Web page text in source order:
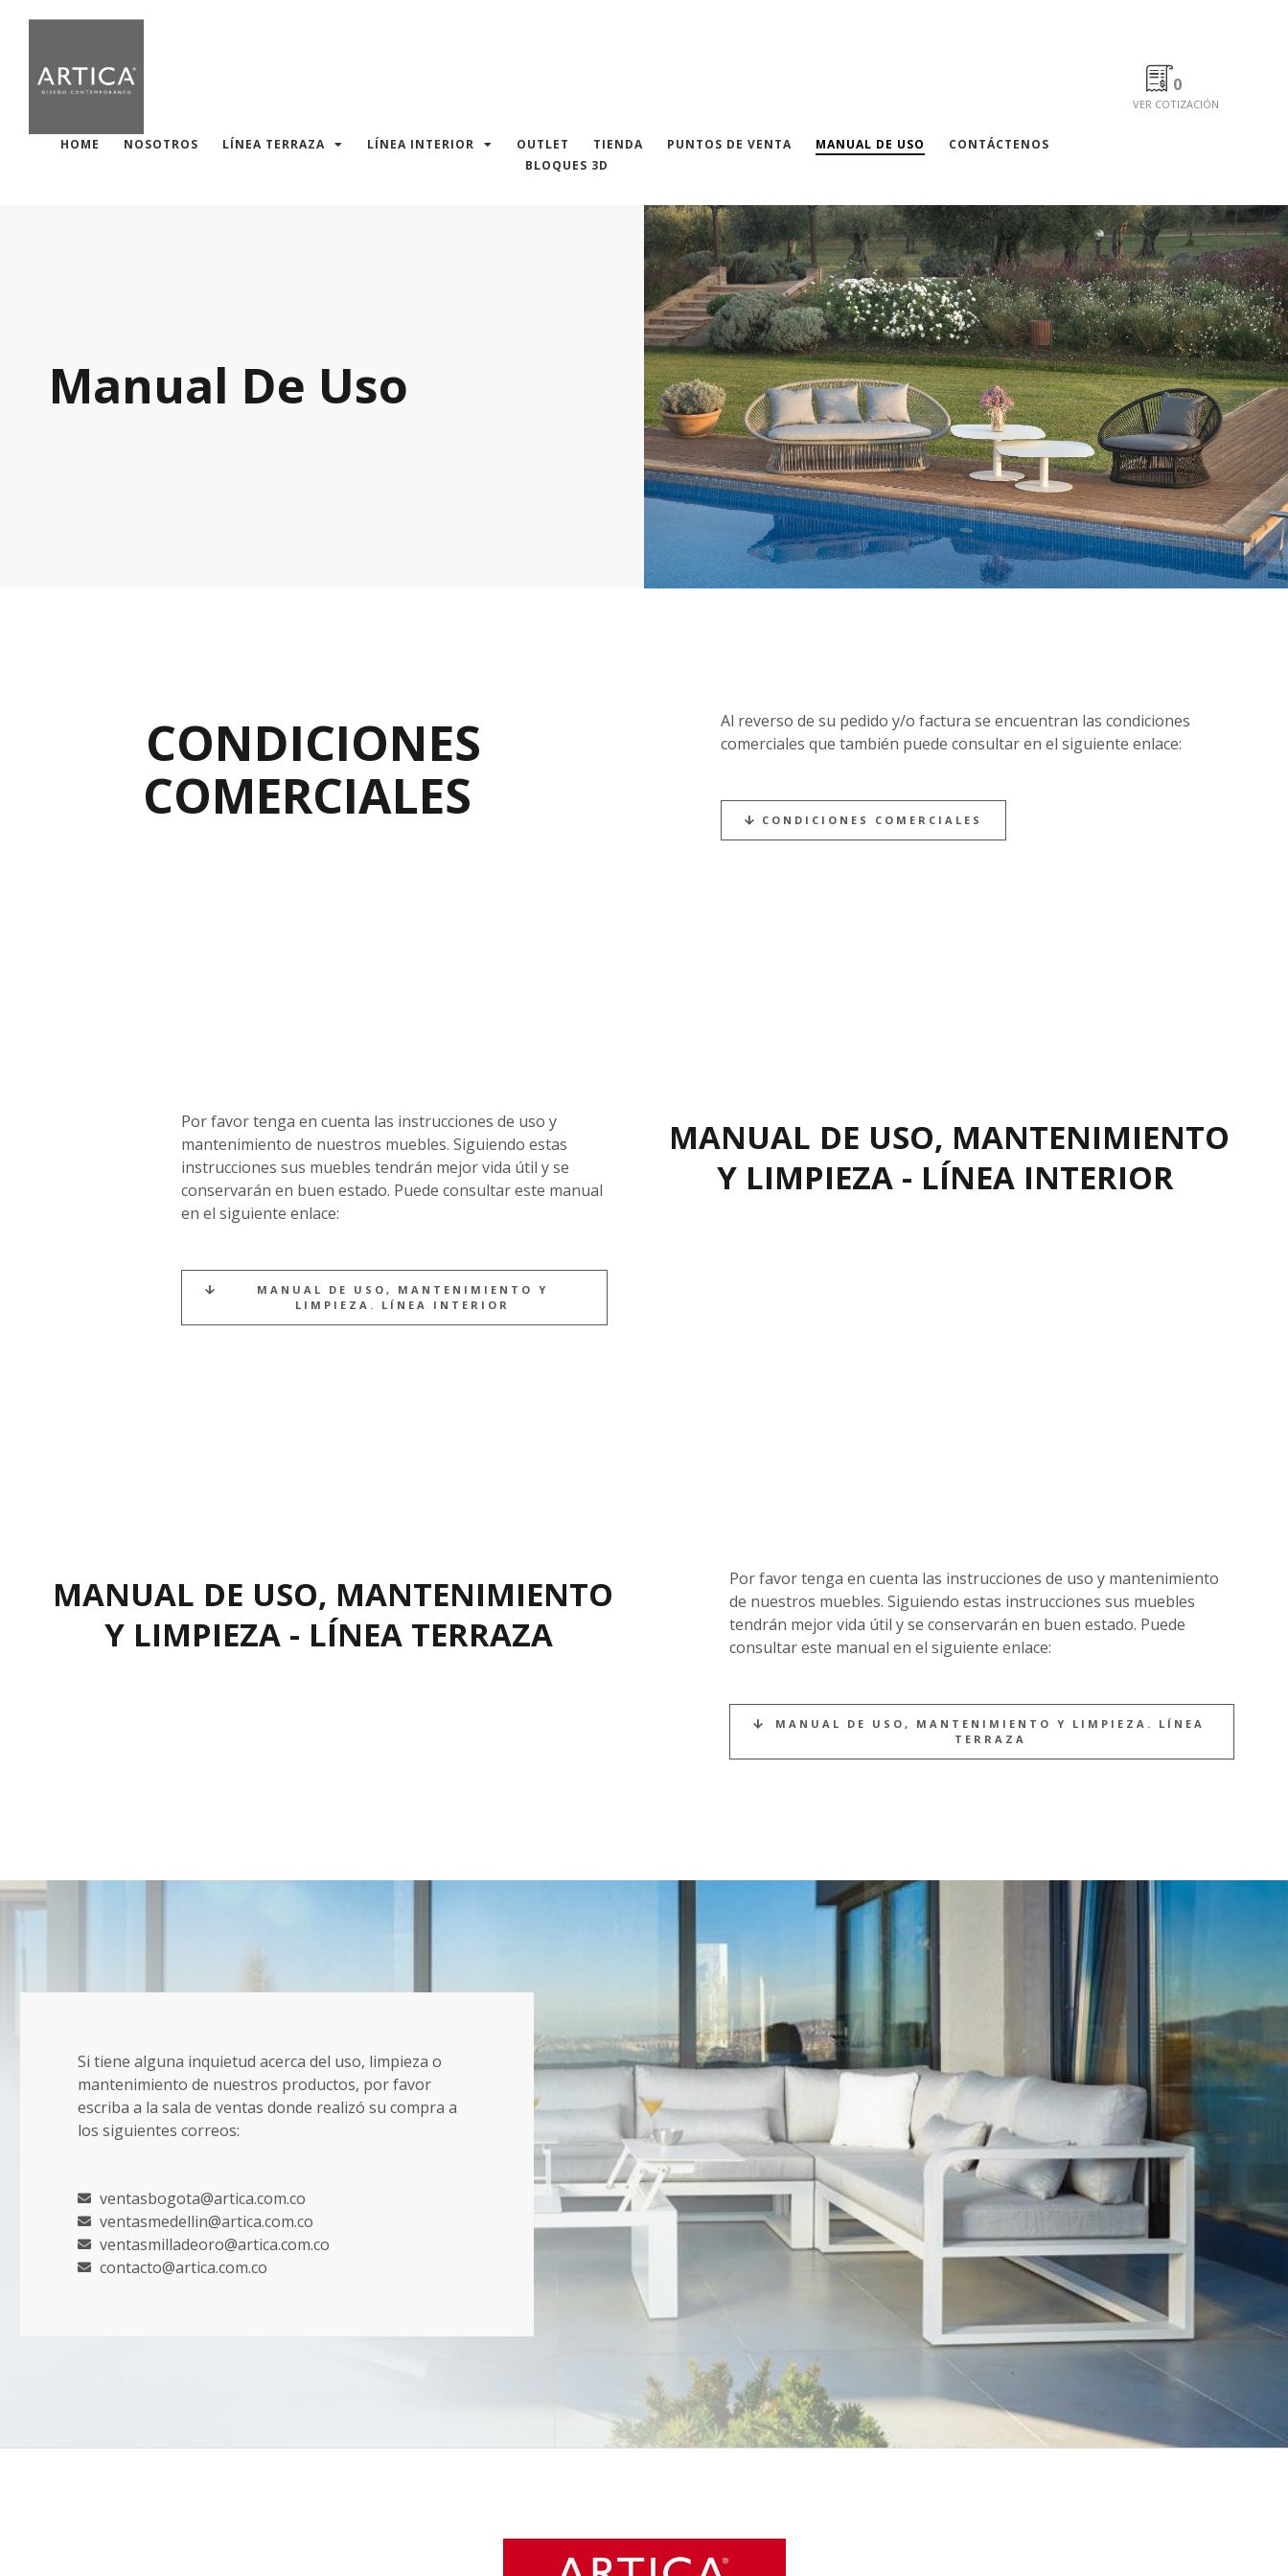
HOME NOSOTROS LÍNEA TERRAZA LÍNEA INTERIOR OUTLET TIENDA PUNTOS DE VENTA MANUAL DE USO
CONTÁCTENOS
BLOQUES 3D
0
VER COTIZACIÓN
Manual De Uso
CONDICIONES
COMERCIALES
Al reverso de su pedido y/o factura se encuentran las condiciones
comerciales que también puede consultar en el siguiente enlace:
CONDICIONES COMERCIALES
Por favor tenga en cuenta las instrucciones de uso y
mantenimiento de nuestros muebles. Siguiendo estas
instrucciones sus muebles tendrán mejor vida útil y se
conservarán en buen estado. Puede consultar este manual
en el siguiente enlace:
MANUAL DE USO, MANTENIMIENTO Y
LIMPIEZA. LÍNEA INTERIOR
MANUAL DE USO, MANTENIMIENTO
Y LIMPIEZA - LÍNEA INTERIOR
MANUAL DE USO, MANTENIMIENTO
Y LIMPIEZA - LÍNEA TERRAZA
Por favor tenga en cuenta las instrucciones de uso y mantenimiento
de nuestros muebles. Siguiendo estas instrucciones sus muebles
tendrán mejor vida útil y se conservarán en buen estado. Puede
consultar este manual en el siguiente enlace:
MANUAL DE USO, MANTENIMIENTO Y LIMPIEZA. LÍNEA
TERRAZA
Si tiene alguna inquietud acerca del uso, limpieza o
mantenimiento de nuestros productos, por favor
escriba a la sala de ventas donde realizó su compra a
los siguientes correos:
ventasbogota@artica.com.co
ventasmedellin@artica.com.co
ventasmilladeoro@artica.com.co
contacto@artica.com.co